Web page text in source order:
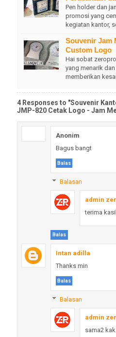
Pen holder dan
promosi yang
kegiatan kantor,
Souvenir Jam
Custom Logo
Hai sobat
yang menarik
memberikan
4 Responses to "Souvenir
JMP-820 Cetak Logo - Jam
Anonim
Bagus bangt
Balas
Balasan
admin
terima
Balas
Intan adilla
Thanks min
Balas
Balasan
admin
sama2 kak